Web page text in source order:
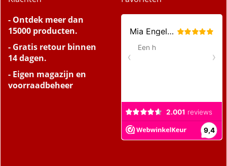
Klachten
Favorieten
- Ontdek meer dan
15000 producten.
- Gratis retour binnen
14 dagen.
- Eigen magazijn en